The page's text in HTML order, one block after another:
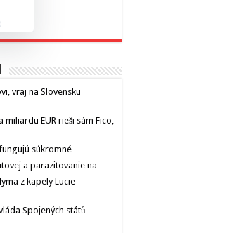
vraj na Slovensku
miliardu EUR rieši sám Fico,
súkromné…
a parazitovanie na…
z kapely Lucie-
Spojených států